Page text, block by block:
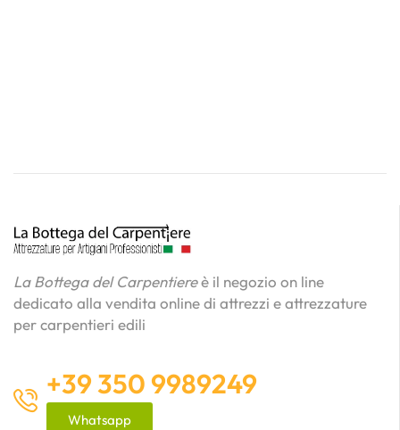
La Bottega del Carpentiereè il negozio on line
dedicato alla vendita online di attrezzi e attrezzature
per carpentieri edili
+39 350 9989249
Whatsapp